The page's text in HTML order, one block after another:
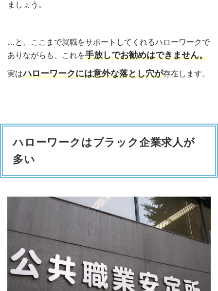
ましょう。
…と、ここまで就職をサポートしてくれるハローワークで
ありながらも、これを手放しでお勧めはできません。
実はハローワークには意外な落とし穴が存在します。
ハローワークはブラック企業求人が
多い